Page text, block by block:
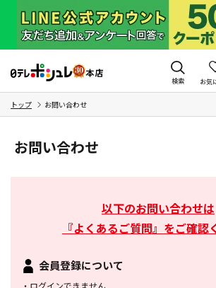
検索 お気
トップ お問い合わせ
お問い合わせ
以下のお問い合わせは
『よくあるご質問』をご確認
会員登録について
・ ログインできません